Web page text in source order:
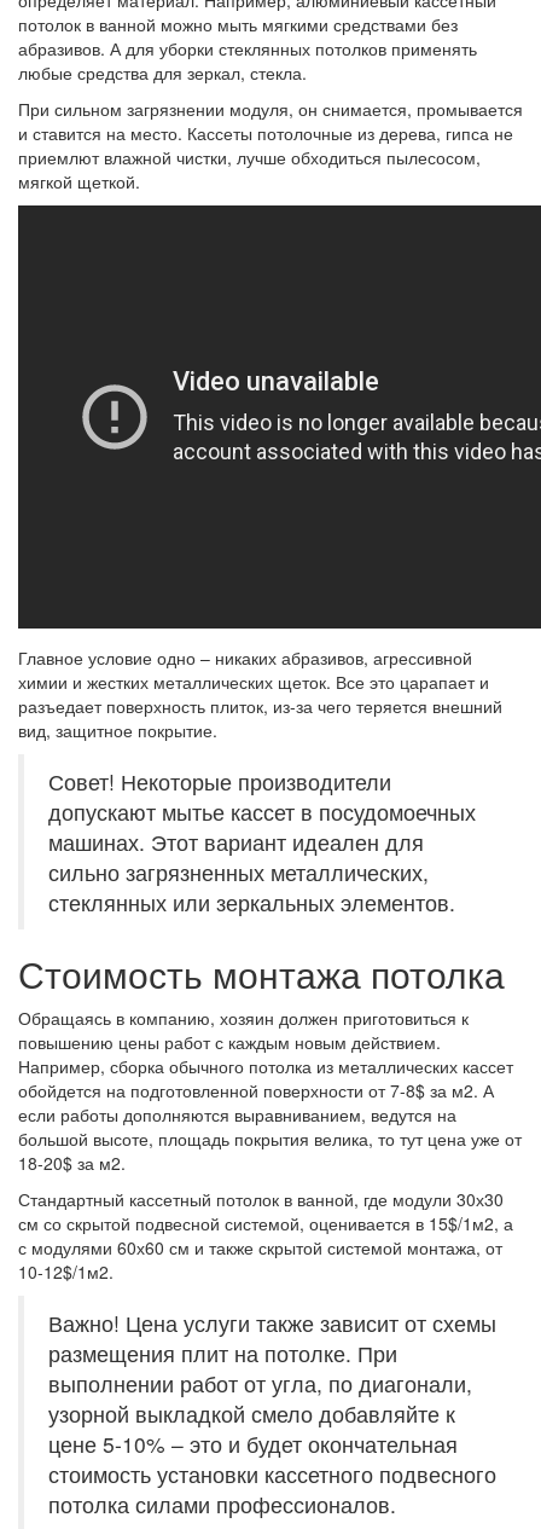
потолок в ванной можно мыть мягкими средствами без
абразивов. А для уборки стеклянных потолков применять
любые средства для зеркал, стекла.
При сильном загрязнении модуля, он снимается, промывается
и ставится на место. Кассеты потолочные из дерева, гипса не
приемлют влажной чистки, лучше обходиться пылесосом,
мягкой щеткой.
Главное условие одно – никаких абразивов, агрессивной
химии и жестких металлических щеток. Все это царапает и
разъедает поверхность плиток, из-за чего теряется внешний
вид, защитное покрытие.
Совет! Некоторые производители
допускают мытье кассет в посудомоечных
машинах. Этот вариант идеален для
сильно загрязненных металлических,
стеклянных или зеркальных элементов.
Стоимость монтажа потолка
Обращаясь в компанию, хозяин должен приготовиться к
повышению цены работ с каждым новым действием.
Например, сборка обычного потолка из металлических кассет
обойдется на подготовленной поверхности от 7-8$ за м2. А
если работы дополняются выравниванием, ведутся на
большой высоте, площадь покрытия велика, то тут цена уже от
18-20$ за м2.
Стандартный кассетный потолок в ванной, где модули 30х30
см со скрытой подвесной системой, оценивается в 15$/1м2, а
с модулями 60х60 см и также скрытой системой монтажа, от
10-12$/1м2.
Важно! Цена услуги также зависит от схемы
размещения плит на потолке. При
выполнении работ от угла, по диагонали,
узорной выкладкой смело добавляйте к
цене 5-10% – это и будет окончательная
стоимость установки кассетного подвесного
потолка силами профессионалов.